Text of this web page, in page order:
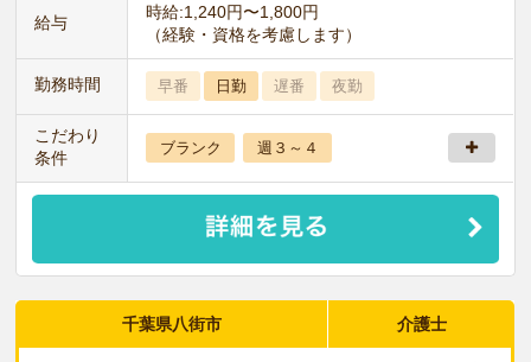
給与
時給:1,240円〜1,800円
（経験・資格を考慮します）
勤務時間 早番 日勤 遅番 夜勤
こだわり
条件
ブランク 週３～４
千葉県八街市 介護士